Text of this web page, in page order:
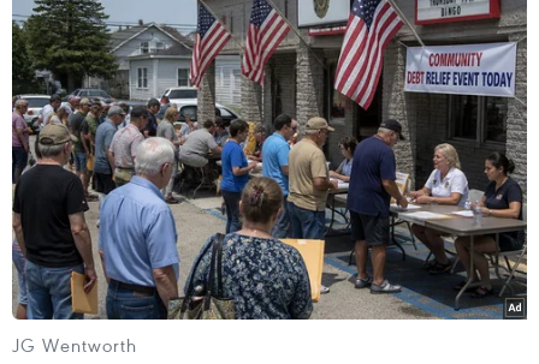
Miss Intercontinental 2022 đồng hành lan
tỏa những giá trị tích cực
04/05/2023 07:41
Hoa hậu Bảo Ngọc liên tục trở thành đại sứ của nhiều
chương trình ý nghĩa, lan tỏa nhiều thông điệp tích cực.
Trong đó, nàng hậu còn là đại sứ toàn cầu tại Việt Nam
của 1 chiến dịch lớn nhất thế giới.
JG Wentworth